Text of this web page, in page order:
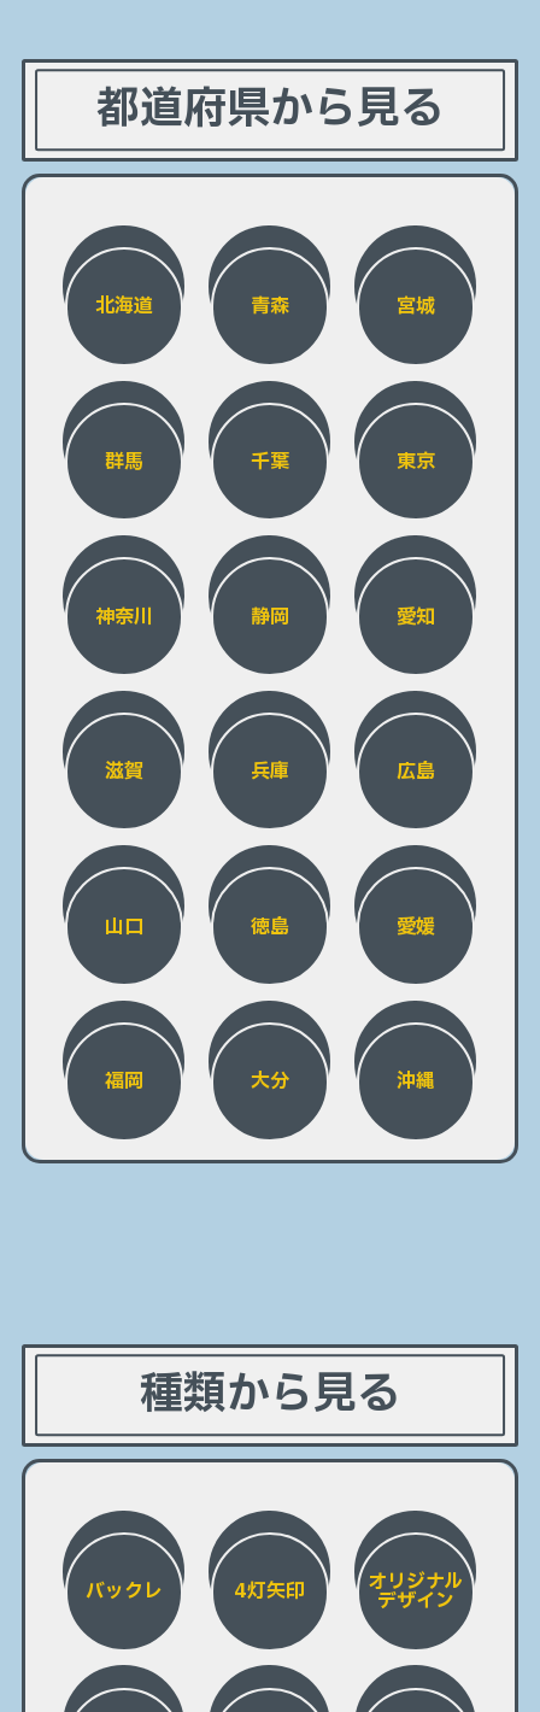
都道府県から見る
北海道 青森 宮城
群馬 千葉 東京
神奈川 静岡 愛知
滋賀 兵庫 広島
山口 徳島 愛媛
福岡 大分 沖縄
種類から見る
バックレ 4灯矢印 オリジナル
デザイン